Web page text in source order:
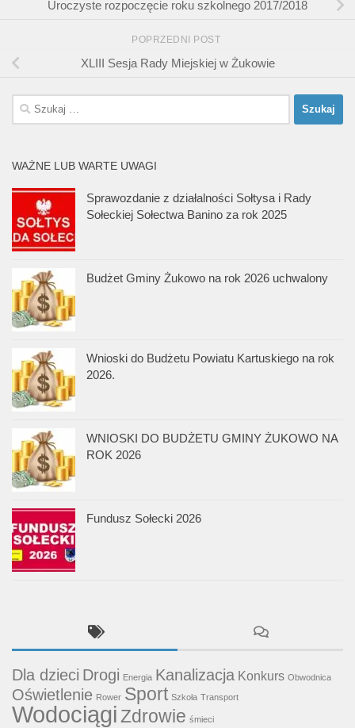
Uroczyste rozpoczęcie roku szkolnego 2017/2018
POPRZEDNI POST
XLIII Sesja Rady Miejskiej w Żukowie
Szukaj:
WAŻNE LUB WARTE UWAGI
Sprawozdanie z działalności Sołtysa i Rady
Sołeckiej Sołectwa Banino za rok 2025
Budżet Gminy Żukowo na rok 2026 uchwalony
Wnioski do Budżetu Powiatu Kartuskiego na rok
2026.
WNIOSKI DO BUDŻETU GMINY ŻUKOWO NA
ROK 2026
Fundusz Sołecki 2026
Dla dzieci Drogi Energia Kanalizacja Konkurs Obwodnica
Oświetlenie Rower Sport Szkoła Transport
WodociągiZdrowie śmieci